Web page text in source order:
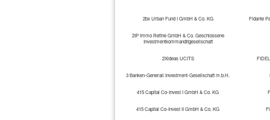
2bx Urban Fund I GmbH & Co. KG Fidante
2IP Immo Refine GmbH & Co. Geschlossene
Investmentkommanditgesellschaft
2Xideas UCITS
3 Banken-Generali Investment-Gesellschaft m.b.H.
415 Capital Co-Invest I GmbH & Co. KG
415 Capital Co-Invest II GmbH & Co. KG